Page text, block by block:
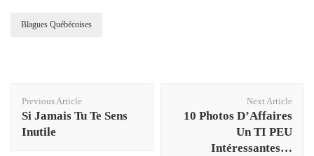
Blagues Québécoises
Navigation
Previous Article
Si Jamais Tu Te Sens
Inutile
Next Article
10 Photos D’Affaires
Un TI PEU
Intéressantes…